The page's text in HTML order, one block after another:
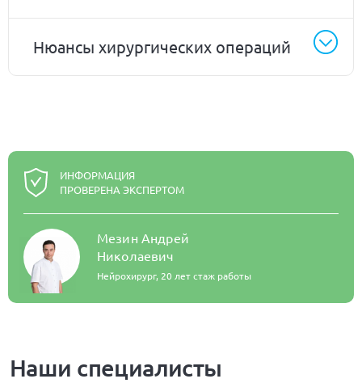
Нюансы хирургических операций
ИНФОРМАЦИЯ
ПРОВЕРЕНА ЭКСПЕРТОМ
Мезин Андрей
Николаевич
Нейрохирург, 20 лет стаж работы
Наши специалисты